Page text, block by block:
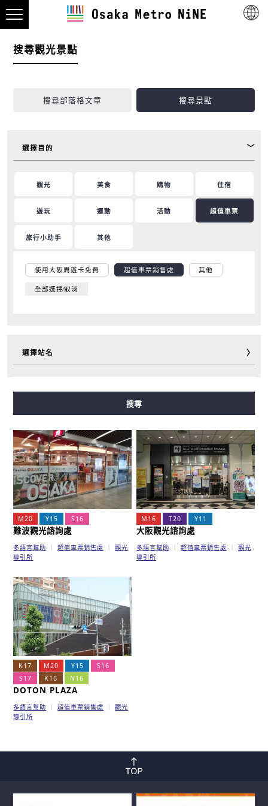
搜尋觀光景點
搜尋部落格文章 搜尋景點
選擇目的
觀光 美食 購物 住宿
遊玩 運動 活動 超值車票
旅行小助手 其他
使用大阪周遊卡免費 超值車票銷售處 其他
全部選擇∕取消
選擇站名
搜尋
M20 Y15 S16
難波觀光諮詢處
多語言幫助 超值車票銷售處
觀光
導引所
M16 T20 Y11
大阪觀光諮詢處
多語言幫助 超值車票銷售處
觀光
導引所
K17 M20 Y15
S16
S17
K16 N16
DOTON PLAZA
多語言幫助 超值車票銷售處
觀光
導引所